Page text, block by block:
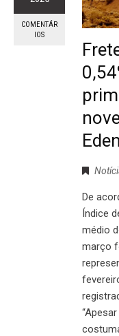
COMENTÁR
IOS
De
Índice
médio
março